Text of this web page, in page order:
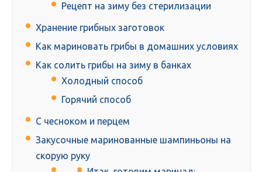
Рецепт на зиму без стерилизации
Хранение грибных заготовок
Как мариновать грибы в домашних условиях
Как солить грибы на зиму в банках
Холодный способ
Горячий способ
С чесноком и перцем
Закусочные маринованные шампиньоны на
скорую руку